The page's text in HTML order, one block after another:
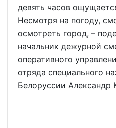
девять часов
Несмотря на погоду,
осмотреть город, –
начальник дежурной
оперативного
отряда специального
Белоруссии Александр